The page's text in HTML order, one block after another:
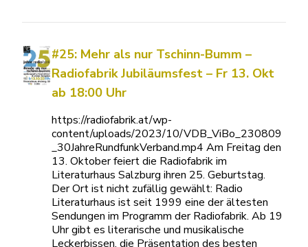
#25: Mehr als nur Tschinn-Bumm –
Radiofabrik Jubiläumsfest – Fr 13. Okt
ab 18:00 Uhr
https://radiofabrik.at/wp-
content/uploads/2023/10/VDB_ViBo_230809
_30JahreRundfunkVerband.mp4 Am Freitag den
13. Oktober feiert die Radiofabrik im
Literaturhaus Salzburg ihren 25. Geburtstag.
Der Ort ist nicht zufällig gewählt: Radio
Literaturhaus ist seit 1999 eine der ältesten
Sendungen im Programm der Radiofabrik. Ab 19
Uhr gibt es literarische und musikalische
Leckerbissen, die Präsentation des besten